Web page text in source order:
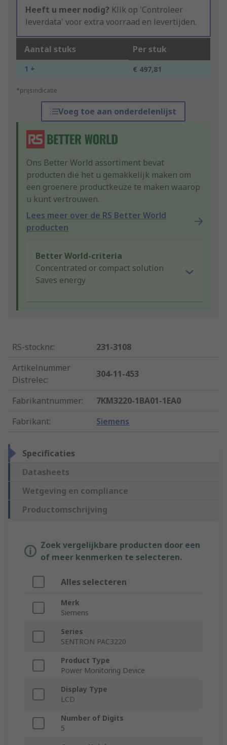
Heeft u meer nodig? Klik op 'Controleer
leverdata' voor extra voorraad en levertijden.
Aantal stuks Per stuk
1 + € 497,81
*prijsindicatie
Voeg toe aan onderdelenlijst
Ons Better World assortiment bevat
producten die het u gemakkelijk maken om
een groenere productkeuze te maken waarop
u kunt vertrouwen.
Lees meer over de RS Better World
producten
Better World-criteria
Concentrated or compact solution
Saves energy
RS-stocknr.:
231-3108
Artikelnummer
Distrelec:
304-11-453
Fabrikantnummer:
7KM3220-1BA01-1EA0
Fabrikant: Siemens
Specificaties
Datasheets
Wetgeving en compliance
Productomschrijving
Zoek vergelijkbare producten door een
of meer kenmerken te selecteren.
Alles selecteren
Merk
Siemens
Series
SENTRON PAC3220
Product Type
Power Monitoring Device
Display Type
LCD
Number of Digits
5